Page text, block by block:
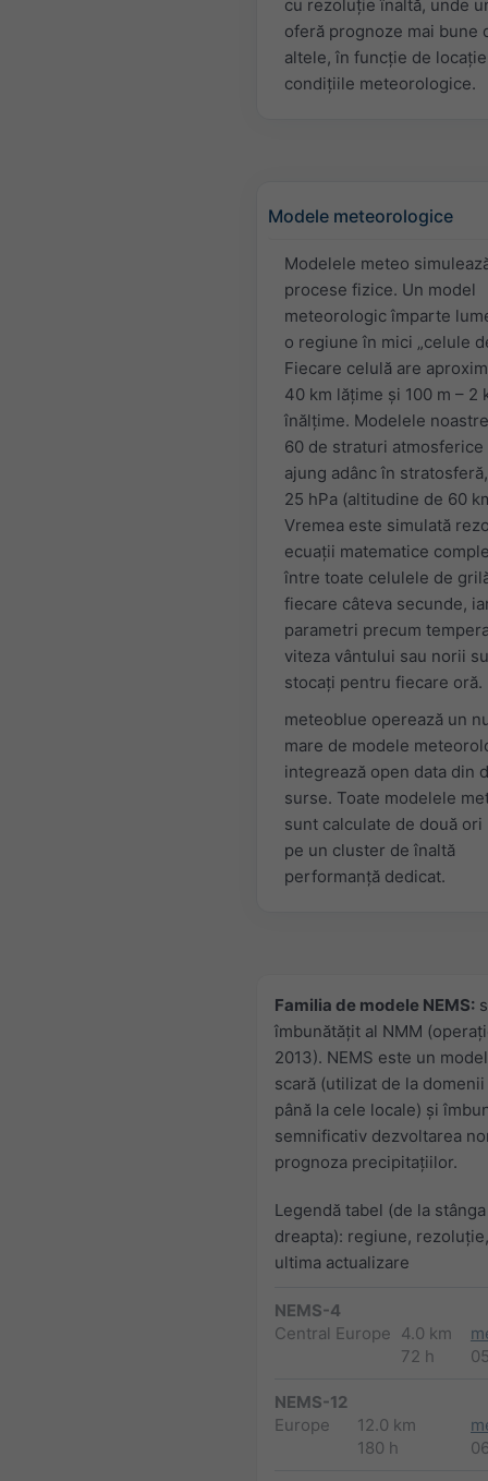
cu rezoluție înaltă, unde
oferă prognoze mai bune
altele, în funcție de
condițiile meteorologice.
Modele meteorologice
Modelele meteo
procese fizice. Un model
meteorologic împarte
o regiune în mici „celule
Fiecare celulă are
40 km lăţime şi 100 m – 2
înălţime. Modelele
60 de straturi atmosferice
ajung adânc în
25 hPa (altitudine de 60
Vremea este simulată
ecuaţii matematice
între toate celulele de
fiecare câteva secunde,
parametri precum
viteza vântului sau norii
stocaţi pentru fiecare oră.
meteoblue operează un
mare de modele
integrează open data din
surse. Toate modelele
sunt calculate de două ori
pe un cluster de înaltă
performanţă dedicat.
Familia de modele NEMS:
îmbunătăţit al NMM
2013). NEMS este un
scară (utilizat de la
până la cele locale) şi
semnificativ dezvoltarea
prognoza precipitaţiilor.
Legendă tabel (de la
dreapta): regiune,
ultima actualizare
NEMS-4
Central Europe 4.0 km
72 h
NEMS-12
Europe
12.0 km
180 h